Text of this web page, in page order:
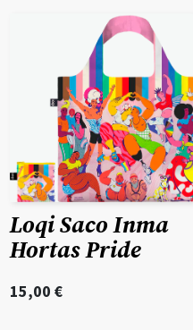
Loqi Saco Inma
Hortas Pride
15,00 €